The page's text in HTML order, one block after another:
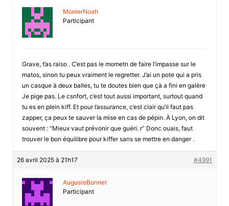
MonierNoah
Participant
Grave, t’as raiso . C’est pas le mometn de faire l’impasse sur le
matos, sinon tu peux vraiment le regretter. J’ai un pote qui a pris
un casque à deux balles, tu te doutes bien que çà a fini en galère
Je pige pas. Le csnfort, c’est tout aussi important, surtout quand
tu es en plein kiff. Et pour l’assurance, c’est clair qu’il faut pas
zapper, ça peux te sauver la mise en cas de pépin. À Lyon, on dit
souvent : “Mieux vaut prévonir que guéri. r” Donc ouais, faut
trouver le bon équilibre pour kiffer sans se mettre en danger .
26 avril 2025 à 21h17 #4991
AugusteBonnet
Participant